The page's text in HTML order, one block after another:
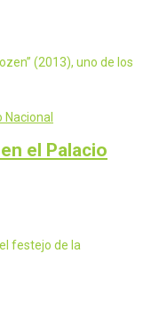
(2013), uno de los
el Palacio
festejo de la